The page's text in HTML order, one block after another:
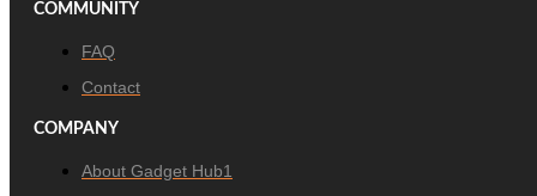
COMMUNITY
FAQ
Contact
COMPANY
About Gadget Hub1